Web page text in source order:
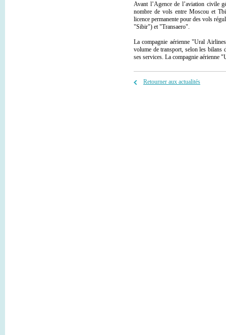
Avant l’Agence de l’aviation civile
nombre de vols entre Moscou et
licence permanente pour des vols
"Sibir") et "Transaero".
La compagnie aérienne "Ural
volume de transport, selon les bilans
ses services. La compagnie aérienne
Retourner aux actualités